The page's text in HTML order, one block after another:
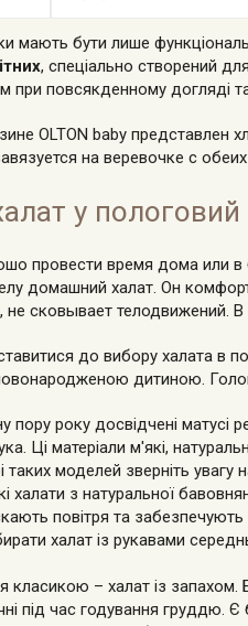
мають бути лише
, спеціально створений
при повсякденному догляді
OLTON baby представлен
на веревочке с обеих
у
провести время дома или
домашний халат. Он
сковывает телодвижений.
до вибору халата в
дитиною.
пору року досвідчені
Ці матеріали м'які,
таких моделей зверніть
халати з натуральної
повітря та
халат із рукавами
класикою – халат із запахом.
під час годування